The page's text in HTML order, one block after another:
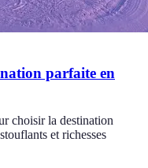
parfaite en
choisir la destination
et richesses